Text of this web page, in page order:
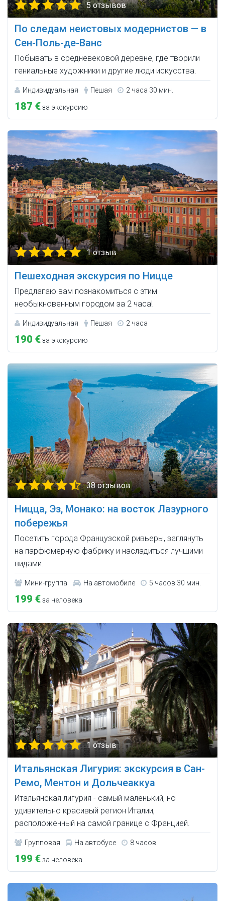
5 отзывов
По следам неистовых модернистов — в
Сен-Поль-де-Ванс
Побывать в средневековой деревне, где творили
гениальные художники и другие люди искусства.
Индивидуальная Пешая 2 часа 30 мин.
187 €за экскурсию
1 отзыв
Пешеходная экскурсия по Ницце
Предлагаю вам познакомиться с этим
необыкновенным городом за 2 часа!
Индивидуальная Пешая 2 часа
190 €за экскурсию
38 отзывов
Ницца, Эз, Монако: на восток Лазурного
побережья
Посетить города Французской ривьеры, заглянуть
на парфюмерную фабрику и насладиться лучшими
видами.
Мини-группа На автомобиле 5 часов 30 мин.
199 €за человека
1 отзыв
Итальянская Лигурия: экскурсия в Сан-
Ремо, Ментон и Дольчеаккуа
Итальянская лигурия - самый маленький, но
удивительно красивый регион Италии,
расположенный на самой границе с Францией.
Групповая На автобусе 8 часов
199 €за человека